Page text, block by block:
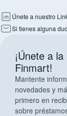
Únete a nuestro
Si tienes alguna
¡Únete a
Finmart!
Mantente
novedades y
primero en
sobre